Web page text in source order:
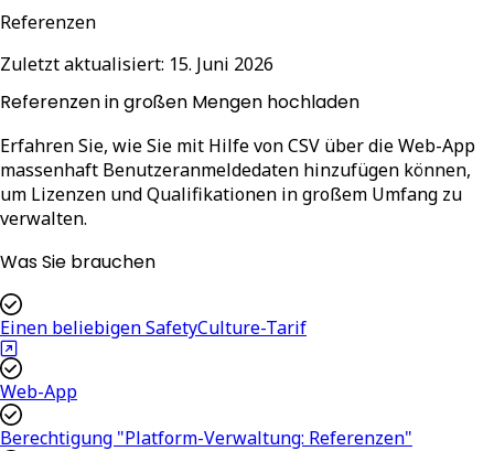
Referenzen
Zuletzt aktualisiert: 15. Juni 2026
Referenzen in großen Mengen hochladen
Erfahren Sie, wie Sie mit Hilfe von CSV über die Web-App
massenhaft Benutzeranmeldedaten hinzufügen können,
um Lizenzen und Qualifikationen in großem Umfang zu
verwalten.
Was Sie brauchen
Einen beliebigen SafetyCulture-Tarif
Web-App
Berechtigung "Platform-Verwaltung: Referenzen"